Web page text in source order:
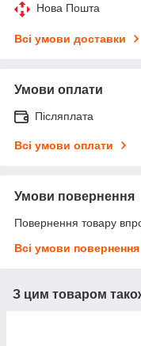
Нова Пошта
Всі умови доставки
Умови оплати
Післяплата
Всі умови оплати
Умови повернення
Повернення товару
Всі умови повернення
З цим товаром